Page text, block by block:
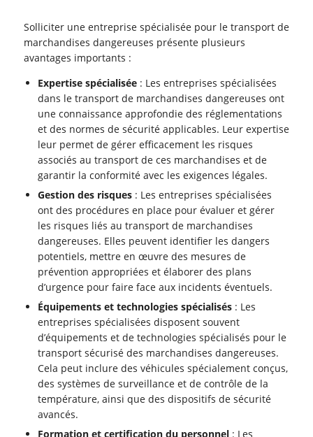
Solliciter une entreprise spécialisée pour le transport de
marchandises dangereuses présente plusieurs
avantages importants :
Expertise spécialisée : Les entreprises spécialisées
dans le transport de marchandises dangereuses ont
une connaissance approfondie des réglementations
et des normes de sécurité applicables. Leur expertise
leur permet de gérer efficacement les risques
associés au transport de ces marchandises et de
garantir la conformité avec les exigences légales.
Gestion des risques : Les entreprises spécialisées
ont des procédures en place pour évaluer et gérer
les risques liés au transport de marchandises
dangereuses. Elles peuvent identifier les dangers
potentiels, mettre en œuvre des mesures de
prévention appropriées et élaborer des plans
d’urgence pour faire face aux incidents éventuels.
Équipements et technologies spécialisés : Les
entreprises spécialisées disposent souvent
d’équipements et de technologies spécialisés pour le
transport sécurisé des marchandises dangereuses.
Cela peut inclure des véhicules spécialement conçus,
des systèmes de surveillance et de contrôle de la
température, ainsi que des dispositifs de sécurité
avancés.
Formation et certification du personnel : Les